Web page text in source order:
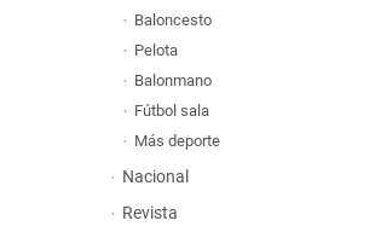
Baloncesto
Pelota
Balonmano
Fútbol sala
Más deporte
Nacional
Revista